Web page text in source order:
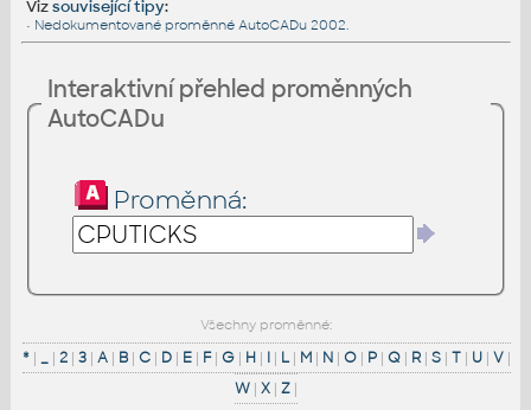
Vizsouvisející tipy:
• Nedokumentované proměnné AutoCADu 2002.
Interaktivní přehled proměnných
AutoCADu
Proměnná:
Všechny proměnné:
*| _| 2| 3| A| B| C| D| E| F| G| H| I| L| M| N| O| P| Q| R| S| T| U| V|
W | X | Z |